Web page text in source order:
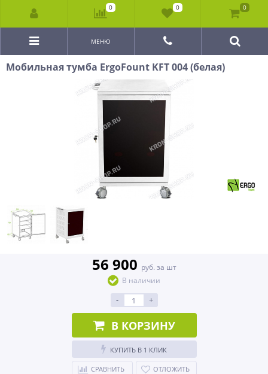
МЕНЮ
Мобильная тумба ErgoFount KFT 004 (белая)
56 900 руб. за шт
В наличии
- +
В КОРЗИНУ
КУПИТЬ В 1 КЛИК
СРАВНИТЬ ОТЛОЖИТЬ
0 0 0